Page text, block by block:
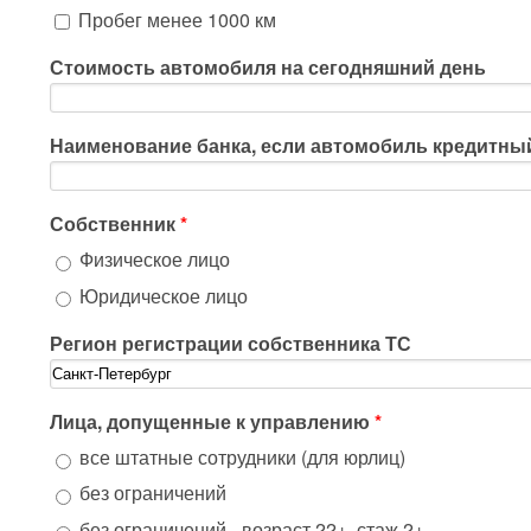
Пробег менее 1000 км
Стоимость автомобиля на сегодняшний день
Наименование банка, если автомобиль
Собственник*
Физическое лицо
Юридическое лицо
Регион регистрации собственника ТС
Лица, допущенные к управлению *
все штатные сотрудники (для юрлиц)
без ограничений